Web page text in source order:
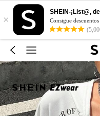
×
SHEIN-¡List@,
Consigue